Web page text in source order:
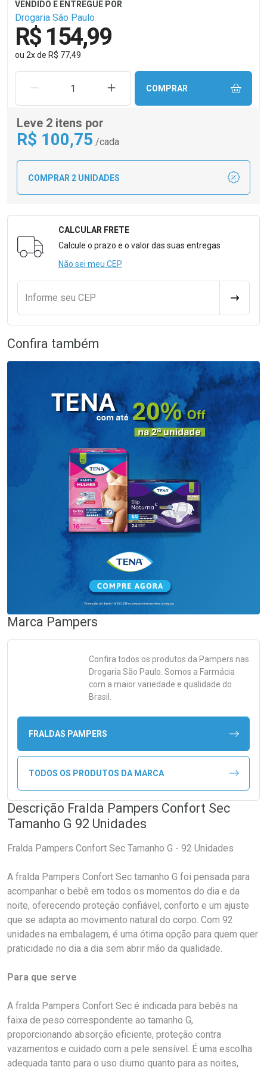
Drogaria São Paulo
R$ 154,99
ou 2xde R$ 77,49
REMOVER UMA UNIDADEAUMENTAR UMA UNIDADE
COMPRAR
Leve 2 itens por
R$ 100,75 /cada
COMPRAR 2 UNIDADES
Formulário para Calcular o Frete
CALCULAR FRETE
Calcule o prazo e o valor das suas entregas
Não sei meu CEP
Informe seu CEP
Confira também
Marca Pampers
Confira todos os produtos da Pampers nas
Drogaria São Paulo. Somos a Farmácia
com a maior variedade e qualidade do
Brasil.
FRALDAS PAMPERS
TODOS OS PRODUTOS DA MARCA
Descrição Fralda Pampers Confort Sec
Tamanho G 92 Unidades
Fralda Pampers Confort Sec Tamanho G - 92 Unidades
A fralda Pampers Confort Sec tamanho G foi pensada para
acompanhar o bebê em todos os momentos do dia e da
noite, oferecendo proteção confiável, conforto e um ajuste
que se adapta ao movimento natural do corpo. Com 92
unidades na embalagem, é uma ótima opção para quem quer
praticidade no dia a dia sem abrir mão da qualidade.
Para que serve
A fralda Pampers Confort Sec é indicada para bebês na
faixa de peso correspondente ao tamanho G,
proporcionando absorção eficiente, proteção contra
vazamentos e cuidado com a pele sensível. É uma escolha
adequada tanto para o uso diurno quanto para as noites,